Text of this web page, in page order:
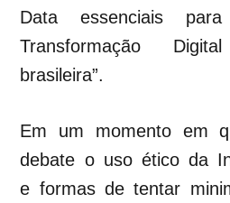
Data essenciais
Transformação
brasileira”.
Em um momento em
debate o uso ético da
e formas de tentar